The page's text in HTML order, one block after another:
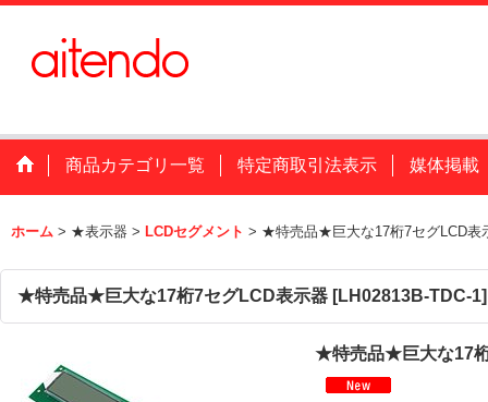
商品カテゴリ一覧 特定商取引法表示 媒体掲載
ホーム > ★表示器 > LCDセグメント > ★特売品★巨大な17桁7セグLCD表
★特売品★巨大な17桁7セグLCD表示器 [LH02813B-TDC-1]
★特売品★巨大な17